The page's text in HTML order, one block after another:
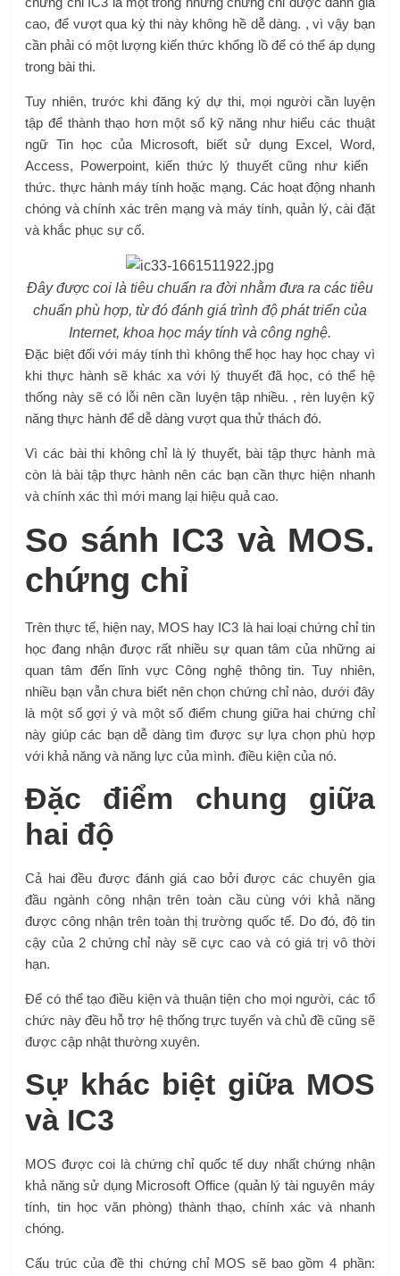
cao, để vượt qua kỳ thi này không hề dễ dàng. , vì vậy bạn
cần phải có một lượng kiến ​​thức khổng lồ để có thể áp dụng
trong bài thi.
Tuy nhiên, trước khi đăng ký dự thi, mọi người cần luyện
tập để thành thạo hơn một số kỹ năng như hiểu các thuật
ngữ Tin học của Microsoft, biết sử dụng Excel, Word,
Access, Powerpoint, kiến ​​thức lý thuyết cũng như kiến ​​
thức. thực hành máy tính hoặc mạng. Các hoạt động nhanh
chóng và chính xác trên mạng và máy tính, quản lý, cài đặt
và khắc phục sự cố.
Đây được coi là tiêu chuẩn ra đời nhằm đưa ra các tiêu
chuẩn phù hợp, từ đó đánh giá trình độ phát triển của
Internet, khoa học máy tính và công nghệ.
Đặc biệt đối với máy tính thì không thể học hay học chay vì
khi thực hành sẽ khác xa với lý thuyết đã học, có thể hệ
thống này sẽ có lỗi nên cần luyện tập nhiều. , rèn luyện kỹ
năng thực hành để dễ dàng vượt qua thử thách đó.
Vì các bài thi không chỉ là lý thuyết, bài tập thực hành mà
còn là bài tập thực hành nên các bạn cần thực hiện nhanh
và chính xác thì mới mang lại hiệu quả cao.
So sánh IC3 và MOS.
chứng chỉ
Trên thực tế, hiện nay, MOS hay IC3 là hai loại chứng chỉ tin
học đang nhận được rất nhiều sự quan tâm của những ai
quan tâm đến lĩnh vực Công nghệ thông tin. Tuy nhiên,
nhiều bạn vẫn chưa biết nên chọn chứng chỉ nào, dưới đây
là một số gợi ý và một số điểm chung giữa hai chứng chỉ
này giúp các bạn dễ dàng tìm được sự lựa chọn phù hợp
với khả năng và năng lực của mình. điều kiện của nó.
Đặc điểm chung giữa
hai độ
Cả hai đều được đánh giá cao bởi được các chuyên gia
đầu ngành công nhận trên toàn cầu cùng với khả năng
được công nhận trên toàn thị trường quốc tế. Do đó, độ tin
cậy của 2 chứng chỉ này sẽ cực cao và có giá trị vô thời
hạn.
Để có thể tạo điều kiện và thuận tiện cho mọi người, các tổ
chức này đều hỗ trợ hệ thống trực tuyến và chủ đề cũng sẽ
được cập nhật thường xuyên.
Sự khác biệt giữa MOS
và IC3
MOS được coi là chứng chỉ quốc tế duy nhất chứng nhận
khả năng sử dụng Microsoft Office (quản lý tài nguyên máy
tính, tin học văn phòng) thành thạo, chính xác và nhanh
chóng.
Cấu trúc của đề thi chứng chỉ MOS sẽ bao gồm 4 phần: